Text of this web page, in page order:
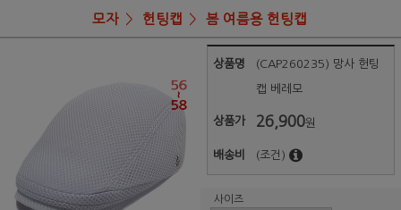
모자 헌팅캡 봄 여름용 헌팅캡
상품명 (CAP260235) 망사 헌팅
캡 베레모
상품가 26,900원
배송비 (조건)
사이즈